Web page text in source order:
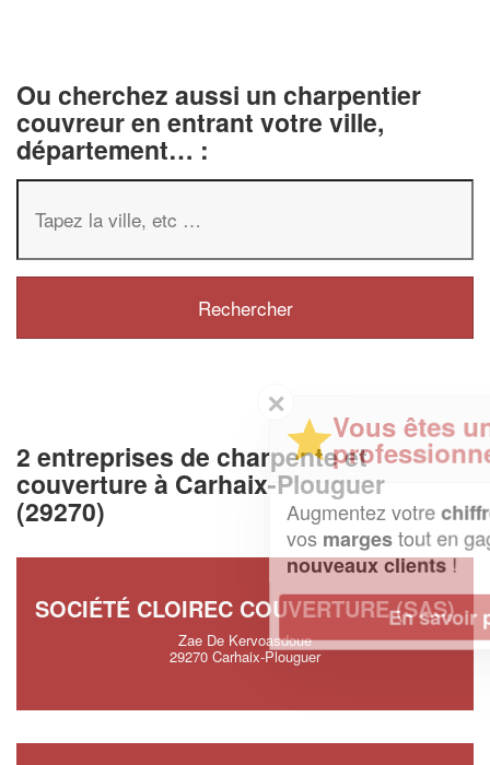
Ou cherchez aussi un charpentier
couvreur en entrant votre ville,
département… :
2 entreprises de charpente et
couverture à Carhaix-Plouguer
(29270)
SOCIÉTÉ CLOIREC COUVERTURE (SAS)
Zae De Kervoasdoue
29270 Carhaix-Plouguer
Vous êtes un
professionnel ?
Augmentez votrechiffre d'affaireset
tout en gagnant de
nouveaux clients!
En savoir plus